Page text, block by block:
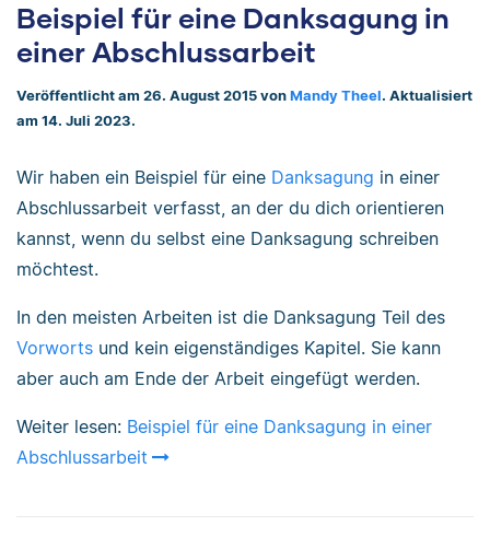
Beispiel für eine Danksagung in
einer Abschlussarbeit
Veröffentlicht am 26. August 2015 von Mandy Theel. Aktualisiert
am 14. Juli 2023.
Wir haben ein Beispiel für eine Danksagung in einer
Abschlussarbeit verfasst, an der du dich orientieren
kannst, wenn du selbst eine Danksagung schreiben
möchtest.
In den meisten Arbeiten ist die Danksagung Teil des
Vorworts und kein eigenständiges Kapitel. Sie kann
aber auch am Ende der Arbeit eingefügt werden.
Weiter lesen: Beispiel für eine Danksagung in einer
Abschlussarbeit